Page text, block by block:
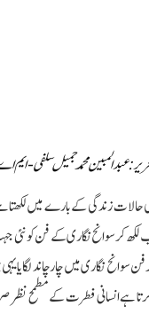
محمد جمیل سلفی -ایم
حالات زندگی کے بارے میں لکھتا
کر سوانح نگاری کے فن کو نئی
کر فن سوانح نگاری میں چار چاند
انسانی فطرت کے مطمح نظر